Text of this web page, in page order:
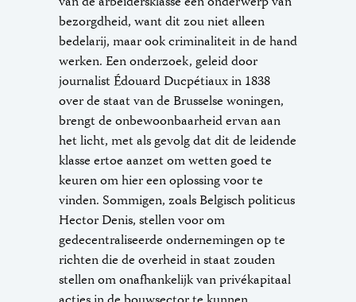
bezorgdheid, want dit zou niet alleen
bedelarij, maar ook criminaliteit in de hand
werken. Een onderzoek, geleid door
journalist Édouard Ducpétiaux in 1838
over de staat van de Brusselse woningen,
brengt de onbewoonbaarheid ervan aan
het licht, met als gevolg dat dit de leidende
klasse ertoe aanzet om wetten goed te
keuren om hier een oplossing voor te
vinden. Sommigen, zoals Belgisch politicus
Hector Denis, stellen voor om
gedecentraliseerde ondernemingen op te
richten die de overheid in staat zouden
stellen om onafhankelijk van privékapitaal